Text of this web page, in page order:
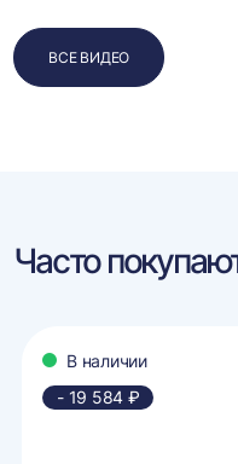
ВСЕ ВИДЕО
Часто
В наличии
- 19 584 ₽